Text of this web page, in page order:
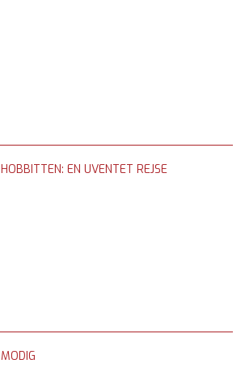
HOBBITTEN: EN UVENTET REJSE
MODIG